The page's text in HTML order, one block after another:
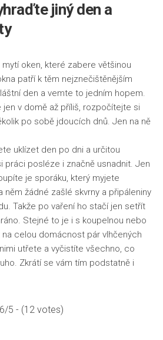
jiný den a
oken, které zabere většinou
patří k těm nejznečištěnějším
den a vemte to jedním hopem.
v domě až příliš, rozpočítejte si
po sobě jdoucích dnů. Jen na ně
uklízet den po dni a určitou
práci posléze i značně usnadnit. Jen
je sporáku, který myjete
něm žádné zašlé skvrny a připáleniny
Takže po vaření ho stačí jen setřít
Stejné to je i s koupelnou nebo
celou domácnost pár vlhčených
utřete a vyčistíte všechno, co
Zkrátí se vám tím podstatně i
5 - (12 votes)